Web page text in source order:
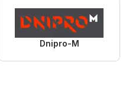
Dnipro-M